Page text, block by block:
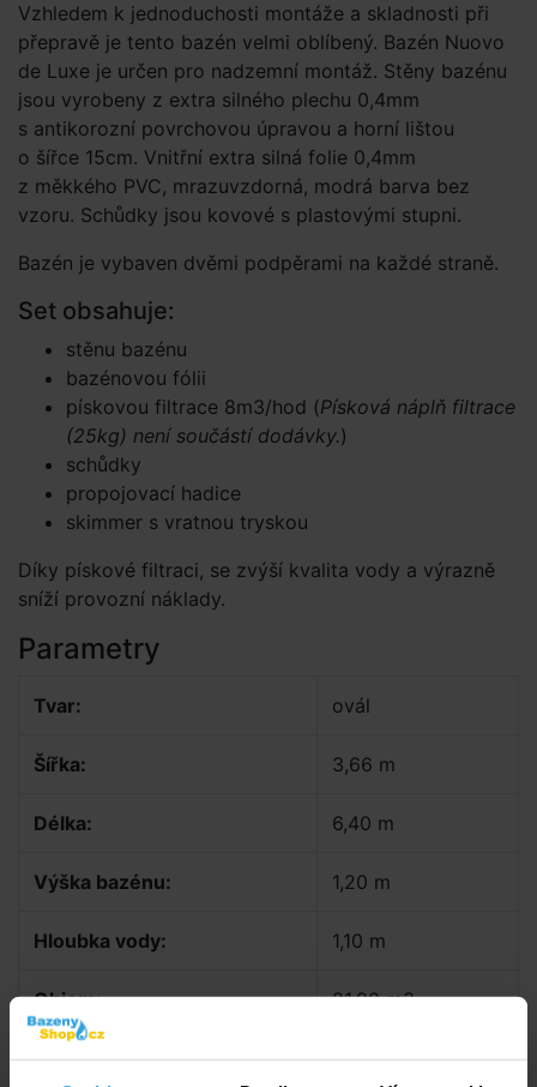
Vzhledem k jednoduchosti montáže a skladnosti při
přepravě je tento bazén velmi oblíbený. Bazén Nuovo
de Luxe je určen pro nadzemní montáž. Stěny bazénu
jsou vyrobeny z extra silného plechu 0,4mm
s antikorozní povrchovou úpravou a horní lištou
o šířce 15cm. Vnitřní extra silná folie 0,4mm
z měkkého PVC, mrazuvzdorná, modrá barva bez
vzoru. Schůdky jsou kovové s plastovými stupni.
Bazén je vybaven dvěmi podpěrami na každé straně.
Set obsahuje:
stěnu bazénu
bazénovou fólii
pískovou filtrace 8m3/hod (Písková náplň filtrace
(25kg) není součástí dodávky.)
schůdky
propojovací hadice
skimmer s vratnou tryskou
Díky pískové filtraci, se zvýší kvalita vody a výrazně
sníží provozní náklady.
Parametry
Tvar: ovál
Šířka: 3,66 m
Délka: 6,40 m
Výška bazénu: 1,20 m
Hloubka vody: 1,10 m
Objem: 21,90 m3
Celoroční: ano